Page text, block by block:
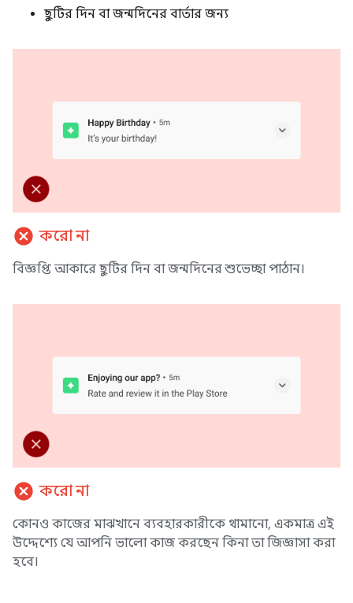
ছুটির দিন বা জন্মদিনের বার্তার জন্য
cancel করো না
বিজ্ঞপ্তি আকারে ছুটির দিন বা জন্মদিনের শুভেচ্ছা পাঠান।
cancel করো না
কোনও কাজের মাঝখানে ব্যবহারকারীকে থামানো, একমাত্র এই
উদ্দেশ্যে যে আপনি ভালো কাজ করছেন কিনা তা জিজ্ঞাসা করা
হবে।